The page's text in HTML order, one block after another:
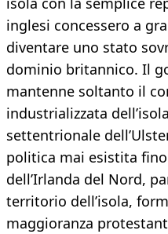
inglesi concessero a
diventare uno stato
dominio britannico. Il
mantenne soltanto il
industrializzata
settentrionale
politica mai esistita
dell’Irlanda del Nord,
territorio dell’isola,
maggioranza